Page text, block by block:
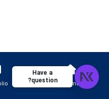
Home
Have a
question?